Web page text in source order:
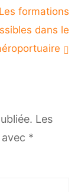
Les formations
dans le
Les
*